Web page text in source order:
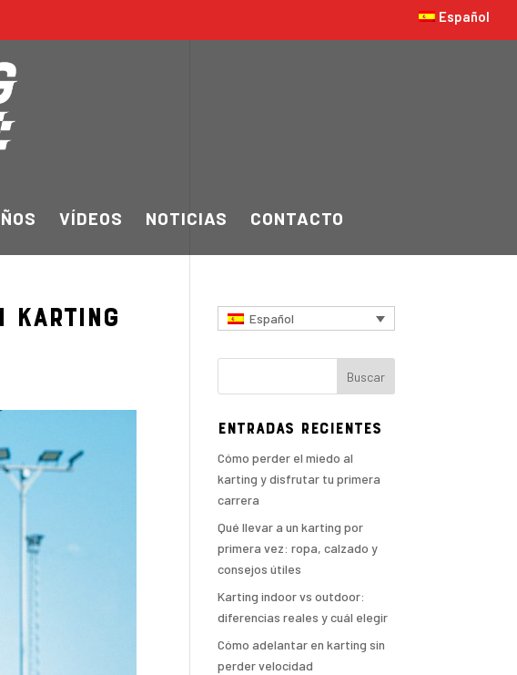
Español
VÍDEOS NOTICIAS CONTACTO
Español
Entradas recientes
Cómo perder el miedo al
karting y disfrutar tu primera
carrera
Qué llevar a un karting por
primera vez: ropa, calzado y
consejos útiles
Karting indoor vs outdoor:
diferencias reales y cuál elegir
Cómo adelantar en karting sin
perder velocidad